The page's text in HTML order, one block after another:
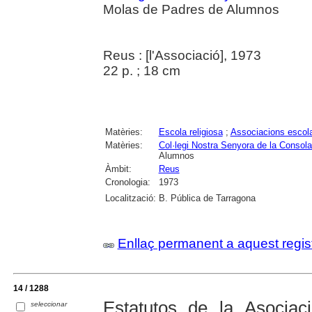
Molas de Padres de Alumnos
Reus : [l'Associació], 1973
22 p. ; 18 cm
Matèries: Escola religiosa; Associacions
Matèries:
Col·legi Nostra Senyora de la
Alumnos
Àmbit:
Reus
Cronologia:
1973
Localització: B. Pública de Tarragona
Enllaç permanent a aquest
14 / 1288
seleccionar Estatutos de la